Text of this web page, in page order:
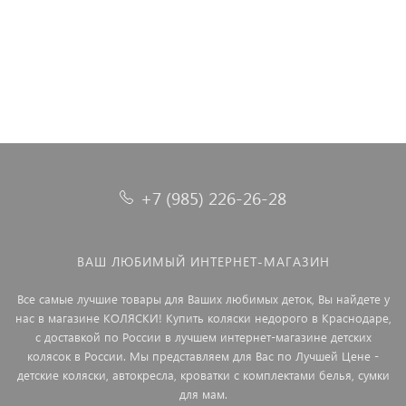
+7 (985) 226-26-28
ВАШ ЛЮБИМЫЙ ИНТЕРНЕТ-МАГАЗИН
Все самые лучшие товары для Ваших любимых деток, Вы найдете у
нас в магазине КОЛЯСКИ! Купить коляски недорого в Краснодаре,
с доставкой по России в лучшем интернет-магазине детских
колясок в России. Мы представляем для Вас по Лучшей Цене -
детские коляски, автокресла, кроватки с комплектами белья, сумки
для мам.